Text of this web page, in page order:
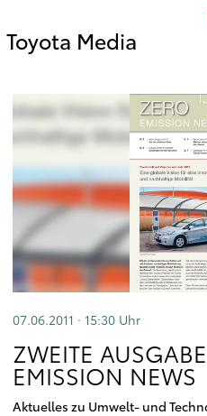
Toyota Media
07.06.2011 · 15:30 Uhr
ZWEITE
EMISSION NEWS
Aktuelles zu Umwelt- und